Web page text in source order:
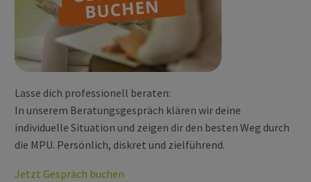
Lasse dich professionell beraten:
In unserem Beratungsgespräch klären wir deine
individuelle Situation und zeigen dir den besten Weg durch
die MPU. Persönlich, diskret und zielführend.
Jetzt Gespräch buchen